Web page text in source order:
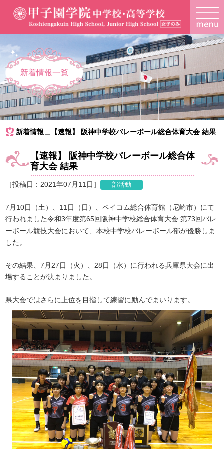
新着情報一覧
新着情報＿【速報】 阪神中学校バレーボール総合体育大会 結果
【速報】 阪神中学校バレーボール総合体
育大会 結果
［投稿日：2021年07月11日］
7月10日（土）、11日（日）、ベイコム総合体育館（尼崎市）にて
行われました令和3年度第65回阪神中学校総合体育大会 第73回バレ
ーボール競技大会において、本校中学校バレーボール部が優勝しま
した。
その結果、7月27日（火）、28日（水）に行われる兵庫県大会に出
場することが決まりました。
県大会ではさらに上位を目指して練習に励んでまいります。